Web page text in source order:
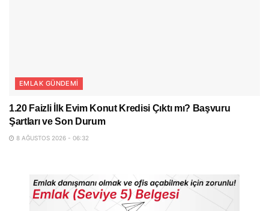
EMLAK GÜNDEMI
1.20 Faizli İlk Evim Konut Kredisi Çıktı mı? Başvuru
Şartları ve Son Durum
8 AĞUSTOS 2026 - 06:32